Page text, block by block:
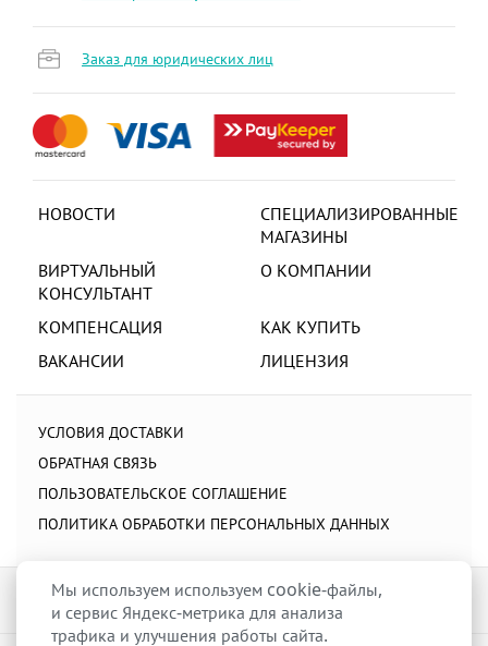
НОВОСТИ
СПЕЦИАЛИЗИРОВАННЫЕ
МАГАЗИНЫ
ВИРТУАЛЬНЫЙ
КОНСУЛЬТАНТ
О КОМПАНИИ
КОМПЕНСАЦИЯ
КАК КУПИТЬ
ВАКАНСИИ
ЛИЦЕНЗИЯ
УСЛОВИЯ ДОСТАВКИ
ОБРАТНАЯ СВЯЗЬ
ПОЛЬЗОВАТЕЛЬСКОЕ СОГЛАШЕНИЕ
ПОЛИТИКА ОБРАБОТКИ ПЕРСОНАЛЬНЫХ ДАННЫХ
Заказ для юридических лиц
Мы используем используем cookie-файлы,
и сервис Яндекс-метрика для анализа
трафика и улучшения работы сайта.